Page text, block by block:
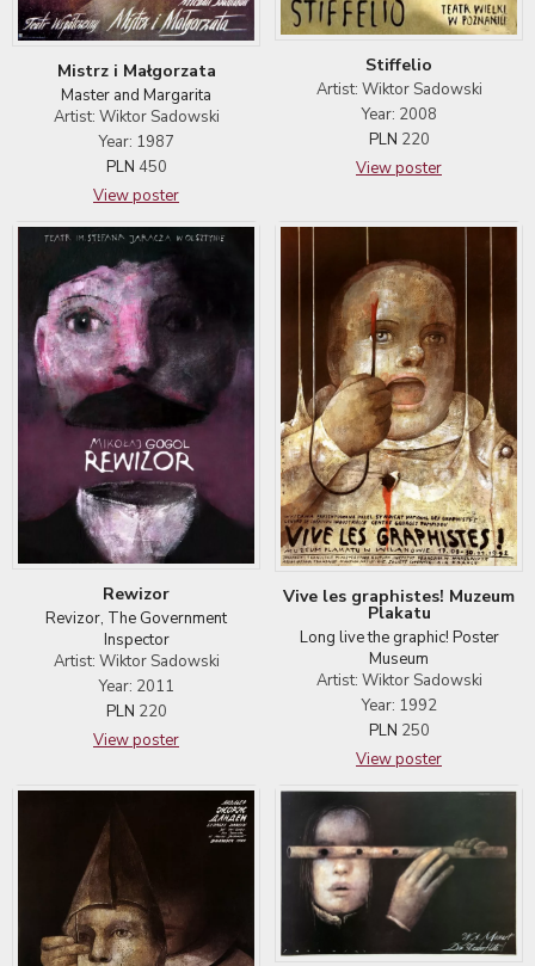
Mistrz i Małgorzata
Master and Margarita
Artist: Wiktor Sadowski
Year: 1987
PLN 450
View poster
Stiffelio
Artist: Wiktor Sadowski
Year: 2008
PLN 220
View poster
Rewizor
Revizor, The Government
Inspector
Artist: Wiktor Sadowski
Year: 2011
PLN 220
View poster
Vive les graphistes! Muzeum
Plakatu
Long live the graphic! Poster
Museum
Artist: Wiktor Sadowski
Year: 1992
PLN 250
View poster